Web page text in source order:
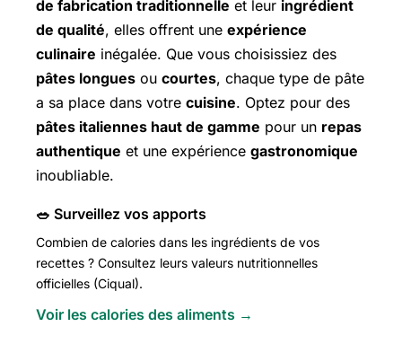
de fabrication traditionnelle et leur ingrédient
de qualité, elles offrent une expérience
culinaire inégalée. Que vous choisissiez des
pâtes longues ou courtes, chaque type de pâte
a sa place dans votre cuisine. Optez pour des
pâtes italiennes haut de gamme pour un repas
authentique et une expérience gastronomique
inoubliable.
🥗 Surveillez vos apports
Combien de calories dans les ingrédients de vos
recettes ? Consultez leurs valeurs nutritionnelles
officielles (Ciqual).
Voir les calories des aliments →